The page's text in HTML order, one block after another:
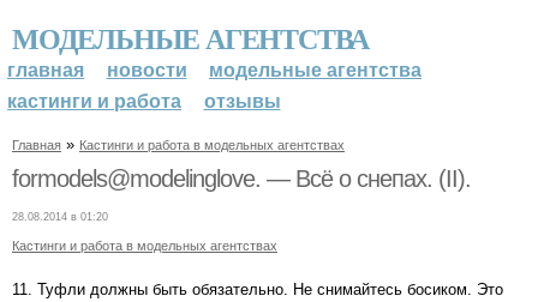
МОДЕЛЬНЫЕ АГЕНТСТВА
главная новости
модельные агентства
кастинги и работа
отзывы
Главная » Кастинги и работа в модельных агентствах
formodels@modelinglove. — Всё о снепах. (II).
28.08.2014 в 01:20
Кастинги и работа в модельных агентствах
11. Туфли должны быть обязательно. Не снимайтесь босиком. Это